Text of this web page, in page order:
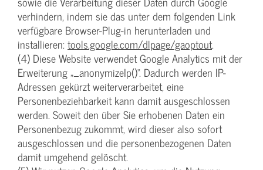
verhindern, indem sie das unter dem folgenden Link
verfügbare Browser-Plug-in herunterladen und
installieren: tools.google.com/dlpage/gaoptout.
(4) Diese Website verwendet Google Analytics mit der
Erweiterung „_anonymizeIp()“. Dadurch werden IP-
Adressen gekürzt weiterverarbeitet, eine
Personenbeziehbarkeit kann damit ausgeschlossen
werden. Soweit den über Sie erhobenen Daten ein
Personenbezug zukommt, wird dieser also sofort
ausgeschlossen und die personenbezogenen Daten
damit umgehend gelöscht.